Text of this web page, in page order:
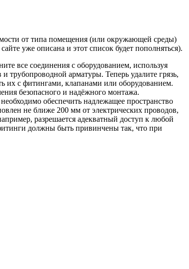
от типа помещения (или окружающей среды)
уже описана и этот список будет пополняться).
все соединения с оборудованием, используя
арматуры. Теперь удалите грязь,
их с фитингами, клапанами или оборудованием.
безопасного и надёжного монтажа.
обеспечить надлежащее пространство
не ближе 200 мм от электрических проводов,
разрешается адекватный доступ к любой
должны быть привинчены так, что при